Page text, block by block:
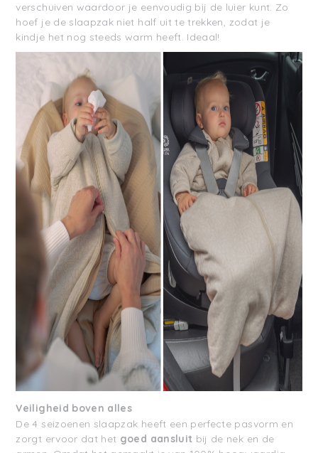
verschuiven waardoor je eenvoudig bij de luier kunt. Zo
hoef je de slaapzak niet half uit te trekken, zodat je
kindje het nog steeds warm heeft. Ideaal!
Veiligheid boven alles
De 4 seizoenen slaapzak heeft een perfecte pasvorm en
zorgt ervoor dat het goed aansluit bij de nek en de